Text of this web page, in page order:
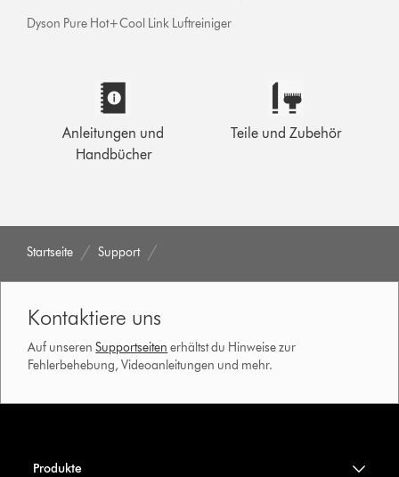
Dyson Pure Hot+Cool Link Luftreiniger
Anleitungen und
Handbücher
Teile und Zubehör
Startseite Support
Kontaktiere uns
Auf unserenSupportseiten erhältst du Hinweise zur
Fehlerbehebung, Videoanleitungen und mehr.
Produkte